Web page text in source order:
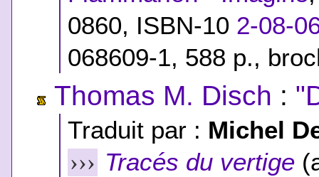
0860, ISBN-10 2-08-
068609-1, 588 p.,
Thomas M. Disch :
Traduit par : Michel
››› Tracés du vertige